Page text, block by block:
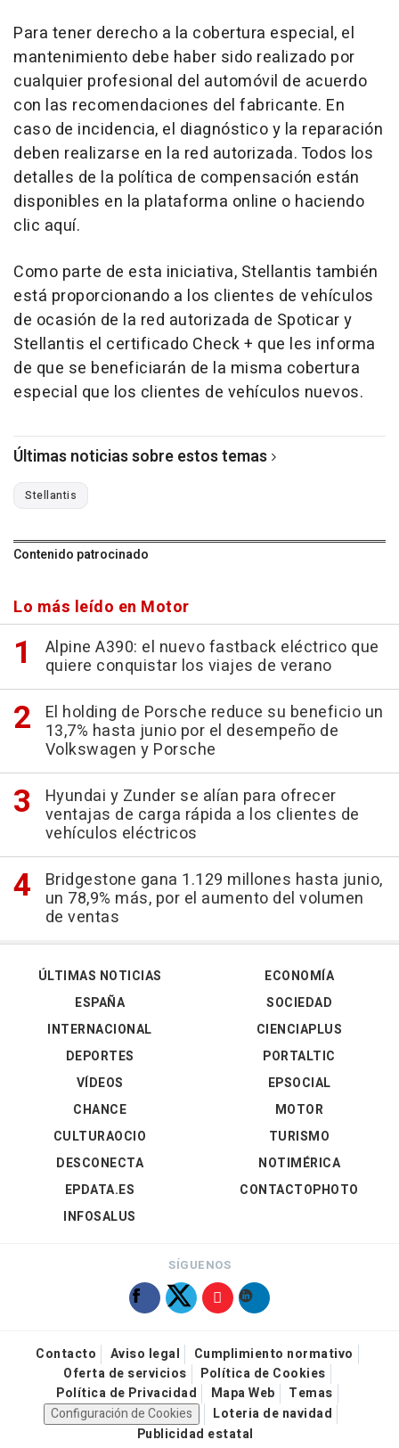
Para tener derecho a la cobertura especial, el
mantenimiento debe haber sido realizado por
cualquier profesional del automóvil de acuerdo
con las recomendaciones del fabricante. En
caso de incidencia, el diagnóstico y la reparación
deben realizarse en la red autorizada. Todos los
detalles de la política de compensación están
disponibles en la plataforma online o haciendo
clic aquí.
Como parte de esta iniciativa, Stellantis también
está proporcionando a los clientes de vehículos
de ocasión de la red autorizada de Spoticar y
Stellantis el certificado Check + que les informa
de que se beneficiarán de la misma cobertura
especial que los clientes de vehículos nuevos.
Últimas noticias sobre estos temas
Stellantis
Contenido patrocinado
Lo más leído en Motor
Alpine A390: el nuevo fastback eléctrico que
quiere conquistar los viajes de verano
El holding de Porsche reduce su beneficio un
13,7% hasta junio por el desempeño de
Volkswagen y Porsche
Hyundai y Zunder se alían para ofrecer
ventajas de carga rápida a los clientes de
vehículos eléctricos
Bridgestone gana 1.129 millones hasta junio,
un 78,9% más, por el aumento del volumen
de ventas
ÚLTIMAS NOTICIAS
ESPAÑA
INTERNACIONAL
DEPORTES
VÍDEOS
ECONOMÍA
SOCIEDAD
CIENCIAPLUS
PORTALTIC
EPSOCIAL
CHANCE
CULTURAOCIO
DESCONECTA
EPDATA.ES
INFOSALUS
MOTOR
TURISMO
NOTIMÉRICA
CONTACTOPHOTO
SÍGUENOS
Contacto Aviso legal
Cumplimiento normativo
Oferta de servicios
Política de Cookies
Política de Privacidad
Mapa Web
Temas
Configuración de Cookies
Loteria de navidad
Publicidad estatal